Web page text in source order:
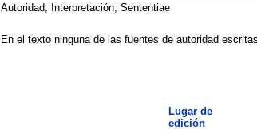
Autoridad; Interpretación; Sententiae
En el texto ninguna de las fuentes de autoridad
Lugar de
edición